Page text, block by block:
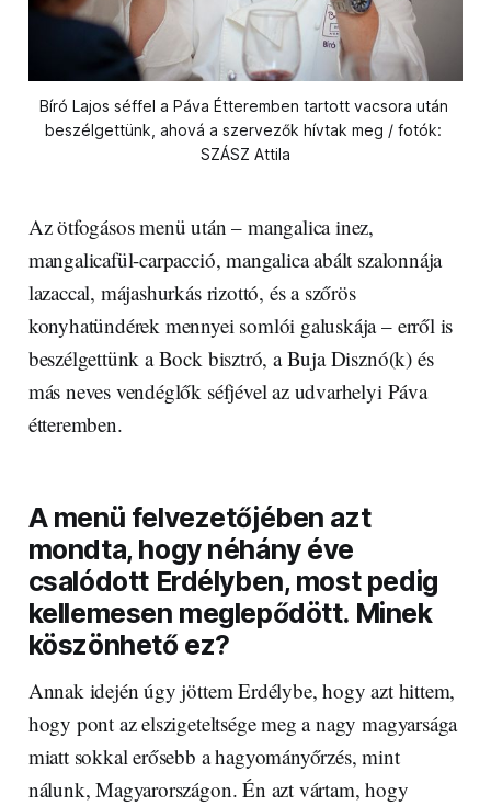
Bíró Lajos séffel a Páva Étteremben tartott vacsora után
beszélgettünk, ahová a szervezők hívtak meg / fotók:
SZÁSZ Attila
Az ötfogásos menü után – mangalica inez,
mangalicafül-carpacció, mangalica abált szalonnája
lazaccal, májashurkás rizottó, és a szőrös
konyhatündérek mennyei somlói galuskája – erről is
beszélgettünk a Bock bisztró, a Buja Disznó(k) és
más neves vendéglők séfjével az udvarhelyi Páva
étteremben.
A menü felvezetőjében azt
mondta, hogy néhány éve
csalódott Erdélyben, most pedig
kellemesen meglepődött. Minek
köszönhető ez?
Annak idején úgy jöttem Erdélybe, hogy azt hittem,
hogy pont az elszigeteltsége meg a nagy magyarsága
miatt sokkal erősebb a hagyományőrzés, mint
nálunk, Magyarországon. Én azt vártam, hogy